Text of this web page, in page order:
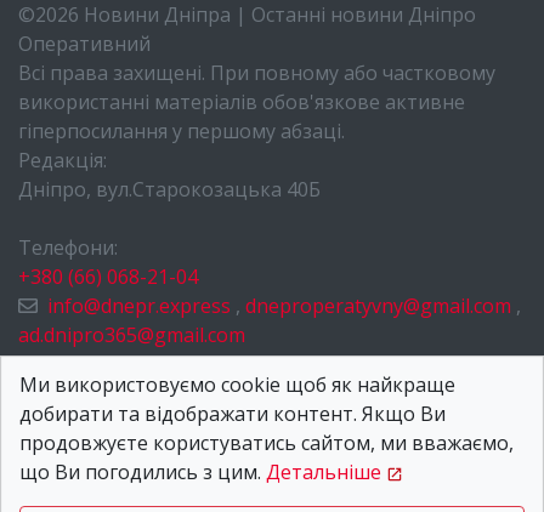
©2026 Новини Дніпра | Останні новини Дніпро
Оперативний
Всі права захищені. При повному або частковому
використанні матеріалів обов'язкове активне
гіперпосилання у першому абзаці.
Редакція:
Дніпро, вул.Старокозацька 40Б
Телефони:
+380 (66) 068-21-04
info@dnepr.express , dneproperatyvny@gmail.com ,
ad.dnipro365@gmail.com
НОВИНИ ДНІПРА
ПРО НАС
КОНТАКТИ
Ми використовуємо cookie щоб як найкраще
добирати та відображати контент. Якщо Ви
продовжуєте користуватись сайтом, ми вважаємо,
що Ви погодились з цим. Детальніше